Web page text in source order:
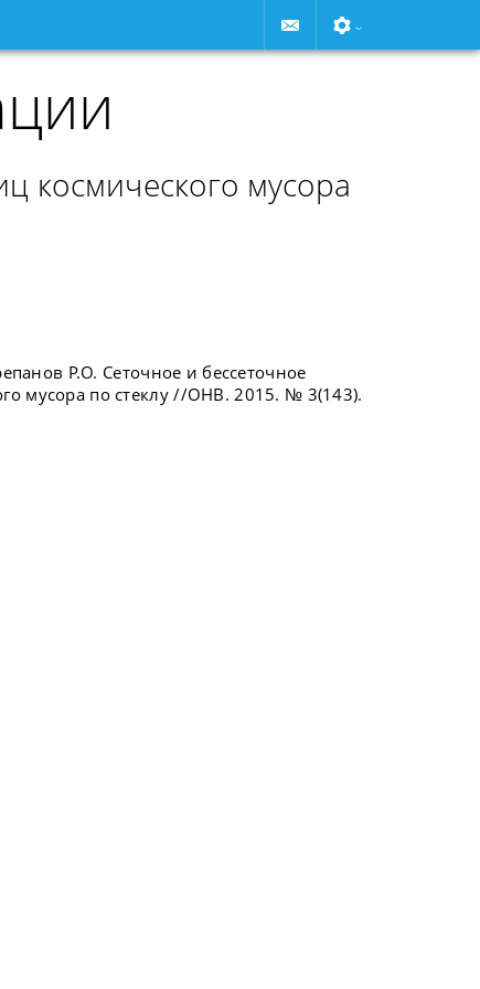
космического мусора
Р.О. Сеточное и бессеточное
мусора по стеклу //ОНВ. 2015. № 3(143).